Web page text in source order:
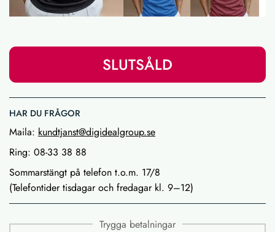
SLUTSÅLD
HAR DU FRÅGOR
Maila: kundtjanst@digidealgroup.se
Ring: 08-33 38 88
Sommarstängt på telefon t.o.m. 17/8
(Telefontider tisdagar och fredagar kl. 9–12)
Trygga betalningar